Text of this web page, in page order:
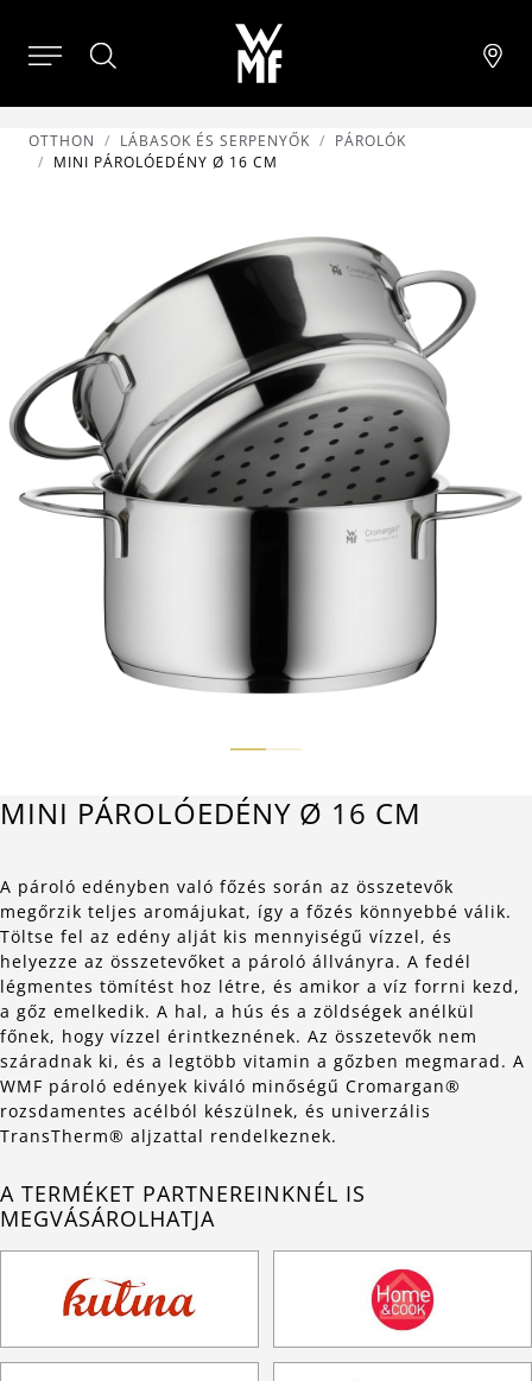
OTTHON LÁBASOK ÉS SERPENYŐK
PÁROLÓK
MINI PÁROLÓEDÉNY Ø 16 CM
MINI PÁROLÓEDÉNY Ø 16 CM
A pároló edényben való főzés során az összetevők
megőrzik teljes aromájukat, így a főzés könnyebbé válik.
Töltse fel az edény alját kis mennyiségű vízzel, és
helyezze az összetevőket a pároló állványra. A fedél
légmentes tömítést hoz létre, és amikor a víz forrni kezd,
a gőz emelkedik. A hal, a hús és a zöldségek anélkül
főnek, hogy vízzel érintkeznének. Az összetevők nem
száradnak ki, és a legtöbb vitamin a gőzben megmarad. A
WMF pároló edények kiváló minőségű Cromargan®
rozsdamentes acélból készülnek, és univerzális
TransTherm® aljzattal rendelkeznek.
A TERMÉKET PARTNEREINKNÉL IS
MEGVÁSÁROLHATJA